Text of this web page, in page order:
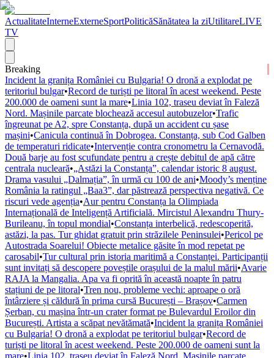
ActualitateInterneExterneSportPoliticăSănătatea la ziUtilitareLIVE
TV
Breaking
Incident la granița României cu Bulgaria! O dronă a explodat pe
teritoriul bulgar•Record de turiști pe litoral în acest weekend. Peste
200.000 de oameni sunt la mare•Linia 102, traseu deviat în Faleză
Nord. Mașinile parcate blochează accesul autobuzelor•Trafic
îngreunat pe A2, spre Constanța, după un accident cu șase
mașini•Canicula continuă în Dobrogea. Constanța, sub Cod Galben
de temperaturi ridicate•Intervenție contra cronometru la Cernavodă.
Două barje au fost scufundate pentru a crește debitul de apă către
centrala nucleară•„Astăzi la Constanța”, calendar istoric 8 august.
Drama vasului „Dalmația”, în urmă cu 100 de ani•Moody’s menține
România la ratingul „Baa3”, dar păstrează perspectiva negativă. Ce
riscuri vede agenția•Aur pentru Constanța la Olimpiada
Internațională de Inteligență Artificială. Mircistul Alexandru Thury-
Burileanu, în topul mondial•Constanța interbelică, redescoperită,
astăzi, la pas. Tur ghidat gratuit prin străzilele Peninsulei•Pericol pe
Autostrada Soarelui! Obiecte metalice găsite în mod repetat pe
carosabil•Tur cultural prin istoria maritimă a Constanței. Participanții
sunt invitați să descopere poveștile orașului de la malul mării•Avarie
RAJA la Mangalia. Apa va fi oprită în această noapte în patru
stațiuni de pe litoral•Tren nou, probleme vechi: aproape o oră
întârziere și căldură în prima cursă București – Brașov•Carmen
Șerban, cu mașina într-un crater format pe Bulevardul Eroilor din
București. Artista a scăpat nevătămată•Incident la granița României
cu Bulgaria! O dronă a explodat pe teritoriul bulgar•Record de
turiști pe litoral în acest weekend. Peste 200.000 de oameni sunt la
mare•Linia 102, traseu deviat în Faleză Nord. Mașinile parcate